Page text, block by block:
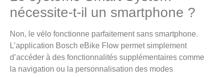
nécessite-t-il un smartphone ?
Non, le vélo fonctionne parfaitement sans smartphone.
L’application Bosch eBike Flow permet simplement
d’accéder à des fonctionnalités supplémentaires comme
la navigation ou la personnalisation des modes